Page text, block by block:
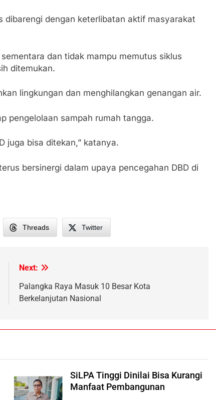
dibarengi dengan keterlibatan aktif masyarakat
dan tidak mampu memutus siklus
ditemukan.
lingkungan dan menghilangkan genangan air.
pengelolaan sampah rumah tangga.
juga bisa ditekan,” katanya.
bersinergi dalam upaya pencegahan DBD di
Threads Twitter
Next:
Palangka Raya Masuk 10 Besar Kota
Berkelanjutan Nasional
SiLPA Tinggi Dinilai Bisa Kurangi
Manfaat Pembangunan